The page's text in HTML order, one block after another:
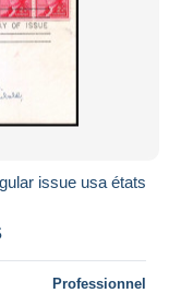
issue usa états
Professionnel